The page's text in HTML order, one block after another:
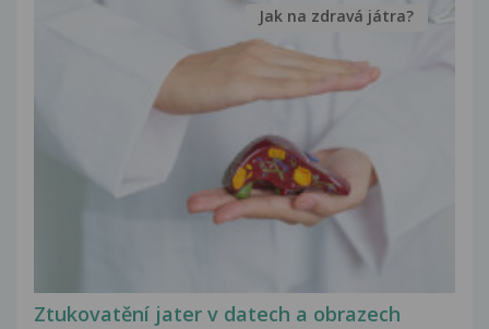
Ztukovatění jater v datech a obrazech
Jak na zdravá játra?